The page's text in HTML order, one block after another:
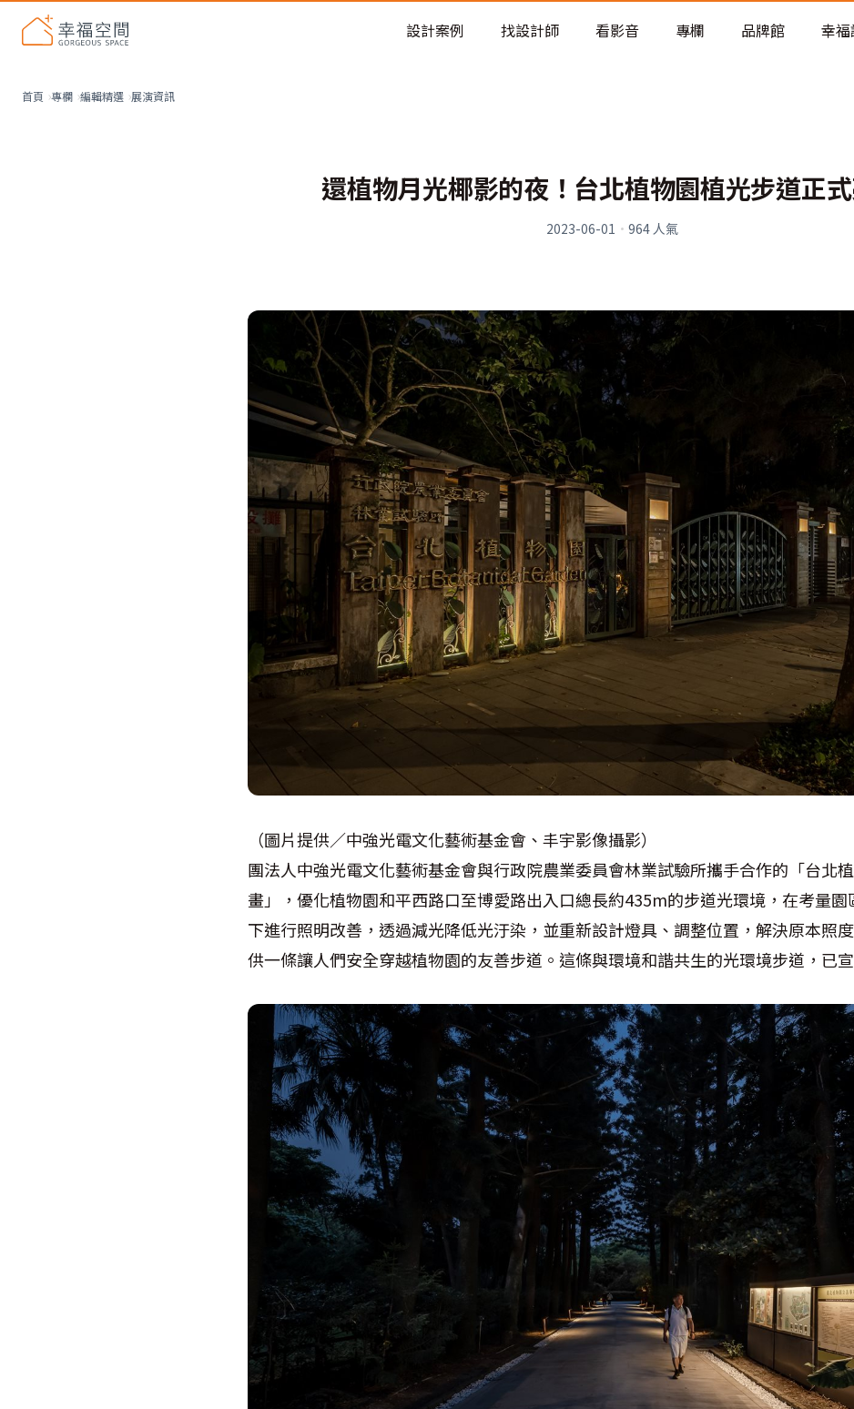
老屋預算分配與高 CP 值煥新術
設計案例 找設計師 看影音 專欄 品牌館 幸
首頁 專欄 編輯精選 展演資訊
還植物月光椰影的夜！台北植物園植光步道正
2023-06-01 · 964人氣
（圖片提供／中強光電文化藝術基金會、丰宇影像攝影）
團法人中強光電文化藝術基金會與行政院農業委員會林業試驗所攜手合作的「台北
畫」，優化植物園和平西路口至博愛路出入口總長約435m的步道光環境，在考量
下進行照明改善，透過減光降低光汙染，並重新設計燈具、調整位置，解決原本照
供一條讓人們安全穿越植物園的友善步道。這條與環境和諧共生的光環境步道，已